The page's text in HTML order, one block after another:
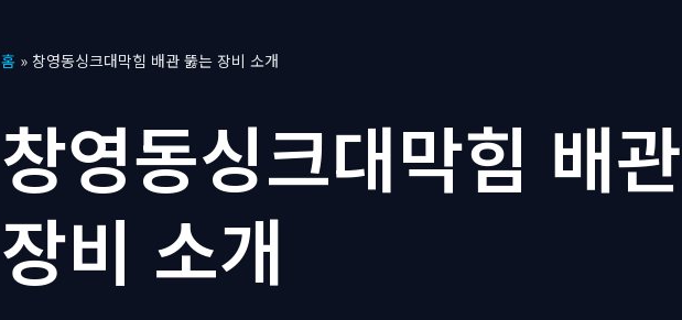
홈 » 창영동싱크대막힘 배관 뚫는 장비 소개
창영동싱크대막힘 배
장비 소개